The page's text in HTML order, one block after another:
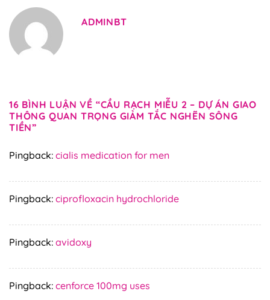
ADMINBT
16 BÌNH LUẬN VỀ “CẦU RẠCH MIỄU 2 – DỰ ÁN GIAO
THÔNG QUAN TRỌNG GIẢM TẮC NGHẼN SÔNG
TIỀN”
Pingback: cialis medication for men
Pingback: ciprofloxacin hydrochloride
Pingback: avidoxy
Pingback: cenforce 100mg uses